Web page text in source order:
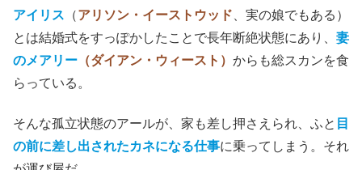
アイリス （アリソン・イーストウッド 、実の娘でもある）
とは結婚式をすっぽかしたことで長年断絶状態にあり、 妻
のメアリー （ダイアン・ウィースト） からも総スカンを食
らっている。
そんな孤立状態のアールが、家も差し押さえられ、ふと 目
の前に差し出されたカネになる仕事に乗ってしまう。それ